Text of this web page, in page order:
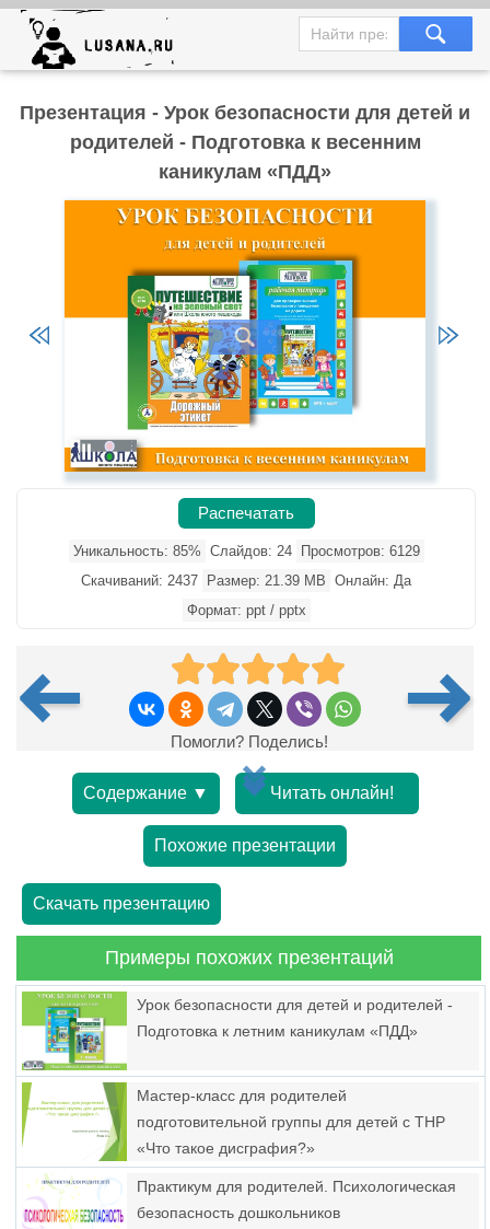
Презентация - Урок безопасности для детей и
родителей - Подготовка к весенним
каникулам «ПДД»
Распечатать
Уникальность: 85% Слайдов: 24
Просмотров: 6129
Скачиваний: 2437
Размер: 21.39 MB Онлайн: Да
Формат: ppt / pptx
Помогли? Поделись!
Содержание ▼ Читать онлайн!
Похожие презентации
Скачать презентацию
Примеры похожих презентаций
Урок безопасности для детей и родителей -
Подготовка к летним каникулам «ПДД»
Мастер-класс для родителей
подготовительной группы для детей с ТНР
«Что такое дисграфия?»
Практикум для родителей. Психологическая
безопасность дошкольников